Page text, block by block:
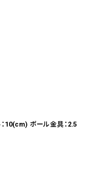
10(cm) ボール金具：2.5